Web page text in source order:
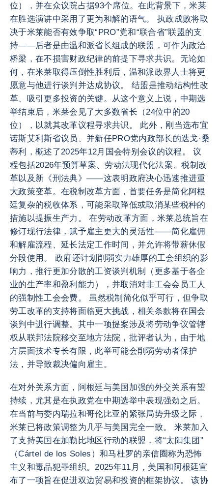
位），并在众议院占据93个席位。在此背景下，米莱
在胜选演讲中采用了更为和解的语气。 执政成败将取
决于米莱能否有效争取“PRO”党和“联合省”联盟的支
持——后者是由温和派省长组成的联盟，可作为政治
桥梁，在不损害财政纪律的前提下寻求共识。无论如
何，在米莱取得压倒性胜利后，温和派政界人士将更
愿意与他进行谈判并达成协议。 结盟是推动结构性改
革、吸引更多投资的关键。从这个意义上说，中期选
举结束后，米莱会见了大多数省长（24位中的20
位），以就其改革议程寻求共识。 此外，刚当选布宜
诺斯艾利斯省议员、并新任PRO党内政部长的迭戈·桑
蒂利，概述了2025年12月国会特别会议的议程。 议
程包括2026年预算草案、劳动法现代化法案、税制改
革以及新《刑法典》——这表明政府决心迅速推进重
大政策变革。在税制改革方面，首要任务是简化阿根
廷复杂的税收体系，可能采取降低或取消某些税种的
措施以提振生产力。 在劳动改革方面，米莱总统旨在
修订现行法律，赋予雇主更大的灵活性——简化雇佣
和解雇流程、延长法定工作时间，并允许将带薪休假
分段使用。 政府还计划削弱实力雄厚的工会组织的影
响力，推行更加分散的工资谈判机制（更多基于各企
业的生产率和盈利能力），并取消对非工会会员工人
的强制性工会会费。 虽然税制简化似乎可行，但争取
劳工改革的支持将面临更大挑战，相关条款将在国会
谈判中进行调整。其中一项提案涉及将劳动争议管辖
权从联邦法院移交至地方法院，批评者认为，由于地
方层面技术专长有限，此举可能会削弱劳动者保护
法，并导致裁决偏向雇主。
在对外关系方面，阿根廷与美国加强的外交关系有望
持续，尤其是在执政党在中期选举中表现强劲之后。
在当前与委内瑞拉和哥伦比亚的紧张局势升级之际，
米莱已将政策调整为几乎与美国完全一致。 米莱加入
了支持美国在加勒比地区行动的联盟，将“太阳集团”
（Cártel de los Soles）和马杜罗的亲信圈称为恐怖
主义和毒品犯罪组织。2025年11月，美国和阿根廷宣
布了一项旨在促进双边贸易和投资的框架协议。 该协